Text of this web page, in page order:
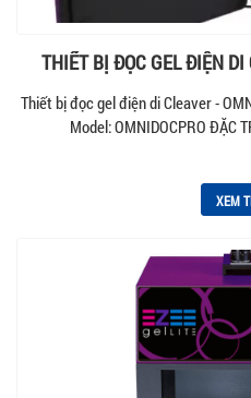
THIẾT BỊ ĐỌC GEL ĐIỆN DI
Thiết bị đọc gel điện di Cleaver -
Model: OMNIDOCPRO ĐẶC
XEM